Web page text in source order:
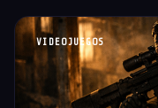
VIDEOJUEGOS